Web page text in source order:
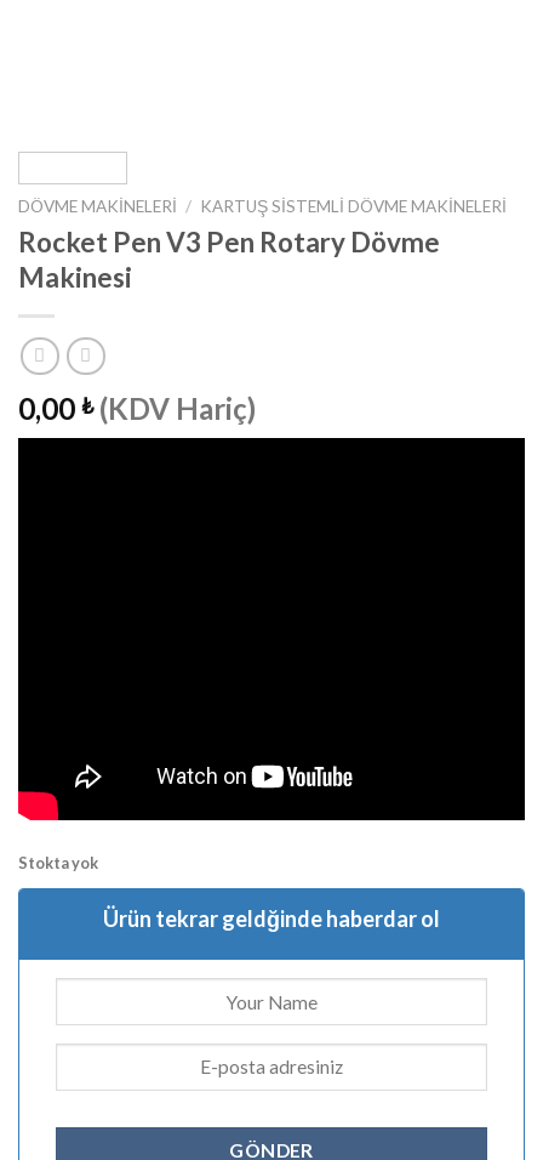
DÖVME MAKINELERI / KARTUŞ SISTEMLI DÖVME MAKINELERI
Rocket Pen V3 Pen Rotary Dövme
Makinesi
0,00 ₺ (KDV Hariç)
Stokta yok
Ürün tekrar geldğinde haberdar ol